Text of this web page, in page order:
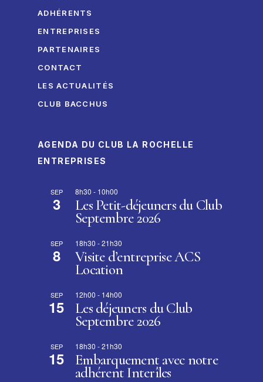
ADHÉRENTS
ENTREPRISES
PARTENAIRES
CONTACT
LES ACTUALITÉS
CLUB BACCHUS
AGENDA DU CLUB LA ROCHELLE
ENTREPRISES
SEP
3
8h30 - 10h00
Les Petit-déjeuners du Club
Septembre 2026
SEP
8
18h30 -21h30
Visite d’entreprise ACS
Location
SEP
15
12h00 - 14h00
Les déjeuners du Club
Septembre 2026
SEP
15
18h30 -21h30
Embarquement avec notre
adhérent Interîles